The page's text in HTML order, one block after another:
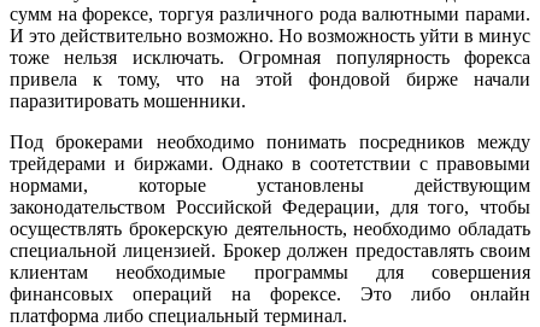
сумм на форексе, торгуя различного рода валютными парами.
И это действительно возможно. Но возможность уйти в минус
тоже нельзя исключать. Огромная популярность форекса
привела к тому, что на этой фондовой бирже начали
паразитировать мошенники.
Под брокерами необходимо понимать посредников между
трейдерами и биржами. Однако в соотетствии с правовыми
нормами, которые установлены действующим
законодательством Российской Федерации, для того, чтобы
осуществлять брокерскую деятельность, необходимо обладать
специальной лицензией. Брокер должен предоставлять своим
клиентам необходимые программы для совершения
финансовых операций на форексе. Это либо онлайн
платформа либо специальный терминал.